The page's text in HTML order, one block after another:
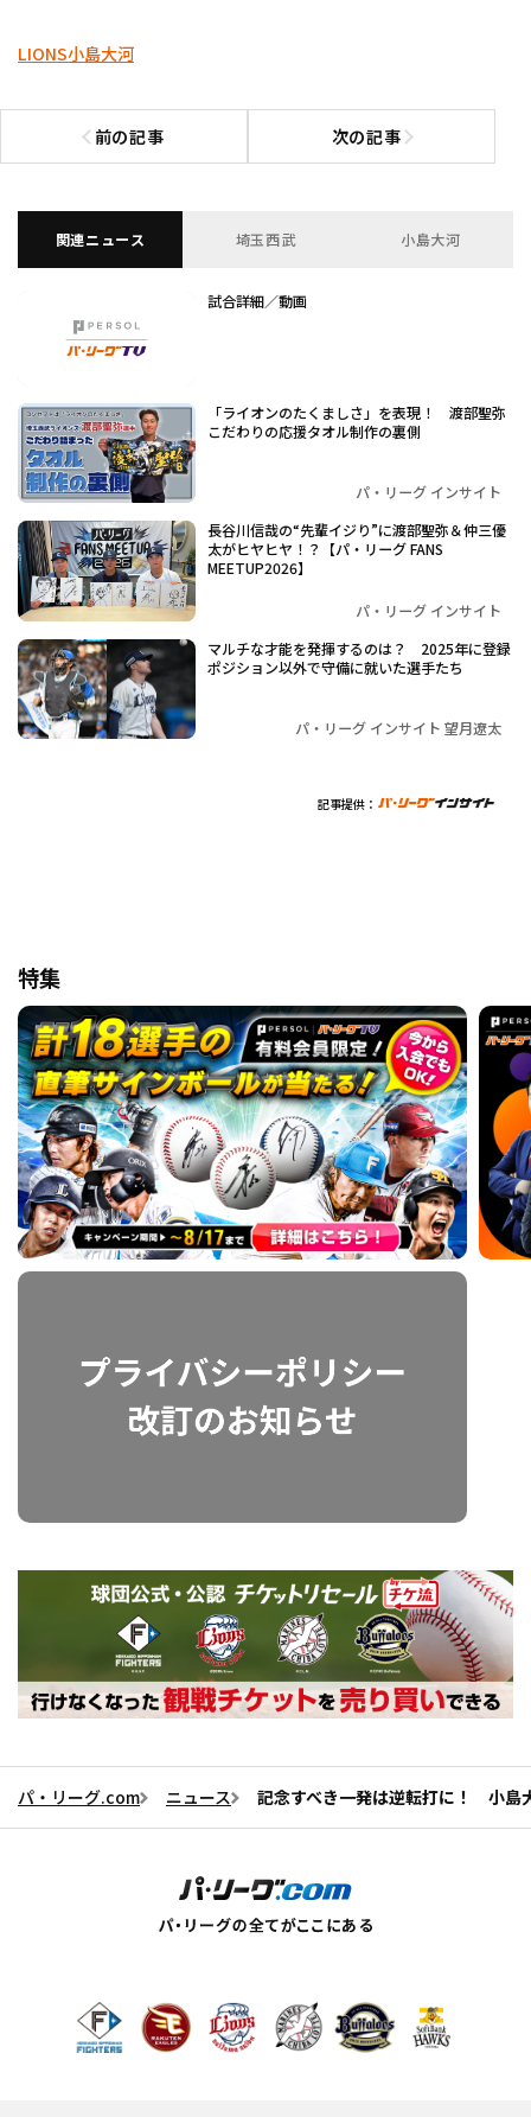
LIONS小島大河
前の記事
前の記事へ 次の記事次の記事へ
関連ニュース 埼玉西武 小島大河
試合詳細／動画
「ライオンのたくましさ」を表現！ 渡部聖弥
こだわりの応援タオル制作の裏側
パ・リーグ インサイト
長谷川信哉の“先輩イジり”に渡部聖弥＆仲三優
太がヒヤヒヤ！？【パ・リーグ FANS
MEETUP2026】
パ・リーグ インサイト
マルチな才能を発揮するのは？ 2025年に登録
ポジション以外で守備に就いた選手たち
パ・リーグ インサイト 望月遼太
記事提供：
特集
パ・リーグ.com ニュース 記念すべき一発は逆転打に！ 小島